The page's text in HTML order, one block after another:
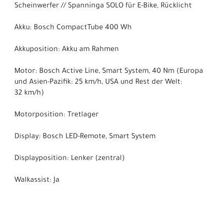
Scheinwerfer // Spanninga SOLO für E-Bike, Rücklicht
Akku: Bosch CompactTube 400 Wh
Akkuposition: Akku am Rahmen
Motor: Bosch Active Line, Smart System, 40 Nm (Europa
und Asien-Pazifik: 25 km/h, USA und Rest der Welt:
32 km/h)
Motorposition: Tretlager
Display: Bosch LED-Remote, Smart System
Displayposition: Lenker (zentral)
Walkassist: Ja